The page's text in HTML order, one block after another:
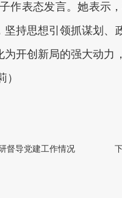
作表态发言。她表示
持思想引领抓谋划、
开创新局的强大动
督导党建工作情况